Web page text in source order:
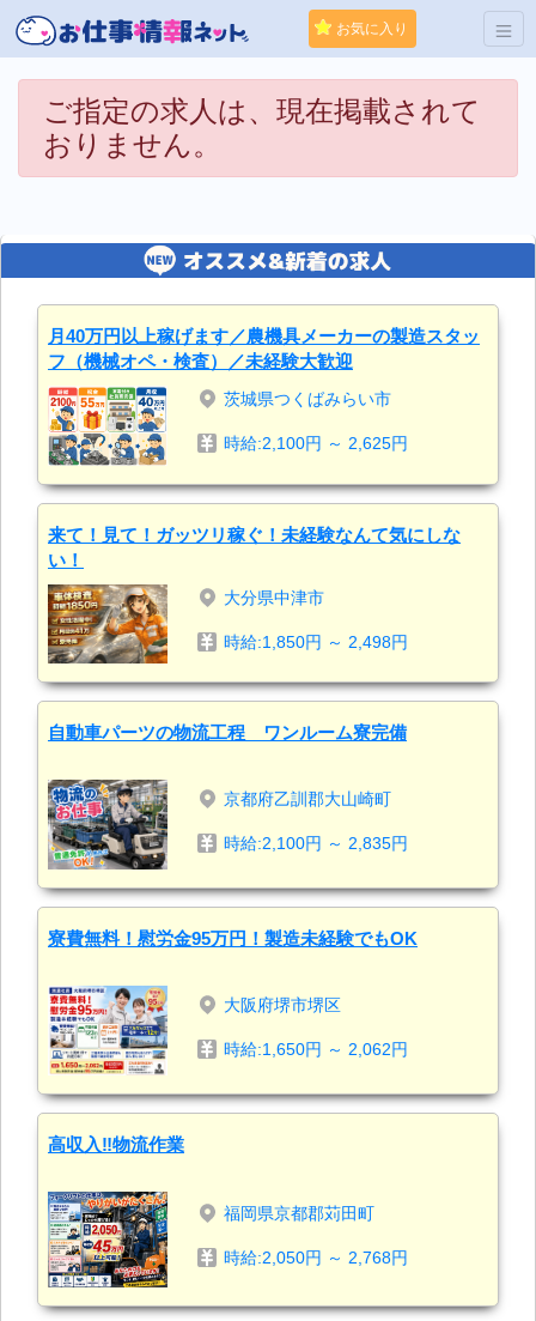
お気に入り
ご指定の求人は、現在掲載されて
おりません。
月40万円以上稼げます／農機具メーカーの製造スタッ
フ（機械オペ・検査）／未経験大歓迎
茨城県つくばみらい市
時給:2,100円 ～ 2,625円
来て！見て！ガッツリ稼ぐ！未経験なんて気にしな
い！
大分県中津市
時給:1,850円 ～ 2,498円
自動車パーツの物流工程 ワンルーム寮完備
京都府乙訓郡大山崎町
時給:2,100円 ～ 2,835円
寮費無料！慰労金95万円！製造未経験でもOK
大阪府堺市堺区
時給:1,650円 ～ 2,062円
高収入‼物流作業
福岡県京都郡苅田町
時給:2,050円 ～ 2,768円